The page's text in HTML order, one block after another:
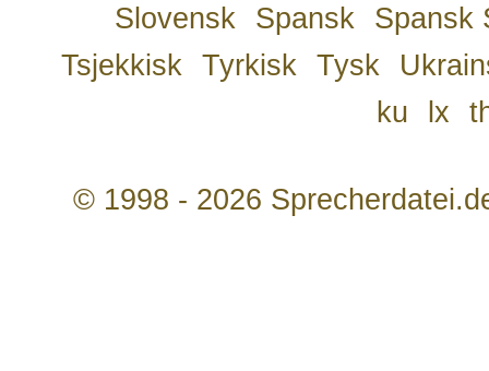
Slovensk
Spansk
Spansk
Tsjekkisk
Tyrkisk Tysk
ku
lx
© 1998 - 2026